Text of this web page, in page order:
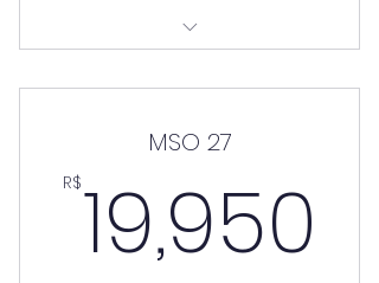
MSO 27
R$19,950